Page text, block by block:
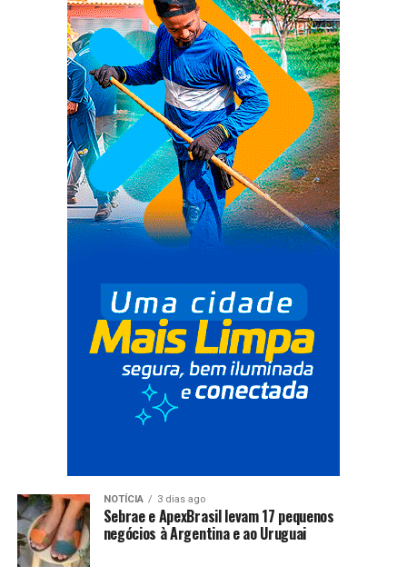
NOTÍCIA 3 dias ago
Sebrae e ApexBrasil levam 17 pequenos
negócios à Argentina e ao Uruguai